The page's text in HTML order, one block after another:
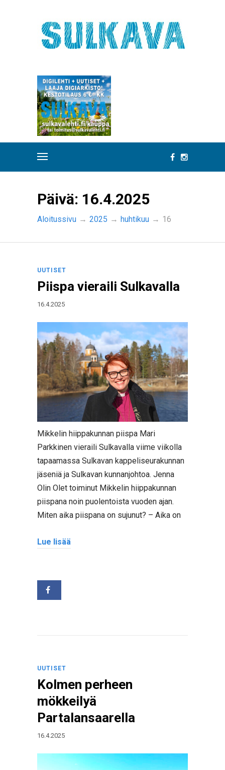
Päivä: 16.4.2025
Aloitussivu → 2025 → huhtikuu → 16
UUTISET
Piispa vieraili Sulkavalla
16.4.2025
Mikkelin hiippakunnan piispa Mari
Parkkinen vieraili Sulkavalla viime viikolla
tapaamassa Sulkavan kappeliseurakunnan
jäseniä ja Sulkavan kunnanjohtoa. Jenna
Olin Olet toiminut Mikkelin hiippakunnan
piispana noin puolentoista vuoden ajan.
Miten aika piispana on sujunut? – Aika on
Lue lisää
UUTISET
Kolmen perheen
mökkeilyä
Partalansaarella
16.4.2025